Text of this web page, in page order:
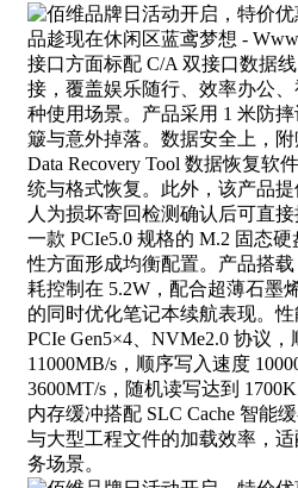
接口方面标配 C/A 双接口数据
接，覆盖娱乐随行、效率办公
种使用场景。产品采用 1 米防
簸与意外掉落。数据安全上，
Data Recovery Tool 数据恢复软
统与格式恢复。此外，该产品
人为损坏寄回检测确认后可直
一款 PCIe5.0 规格的 M.2 固态
性方面形成均衡配置。产品搭
耗控制在 5.2W，配合超薄石墨
的同时优化笔记本续航表现。
PCIe Gen5×4、NVMe2.0 协议
11000MB/s，顺序写入速度
3600MT/s，随机读写达到
内存缓冲搭配 SLC Cache 智能
与大型工程文件的加载效率，
务场景。